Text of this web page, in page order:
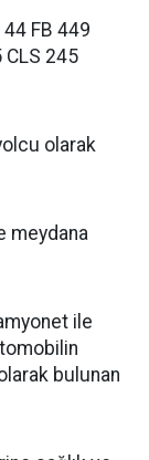
FB 449
CLS 245
olarak
meydana
ile
bulunan